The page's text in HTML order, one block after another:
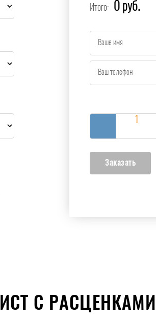
Итого: 0 руб.
С РАСЦЕНКАМИ